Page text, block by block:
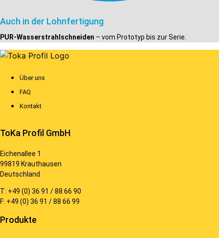
Auch in der Lohnfertigung
PUR-Wasserstrahlschneiden – vom Prototyp bis zur Serie.
Über uns
FAQ
Kontakt
ToKa Profil GmbH
Eichenallee 1
99819 Krauthausen
Deutschland
T: +49 (0) 36 91 / 88 66 90
F: +49 (0) 36 91 / 88 66 99
Produkte